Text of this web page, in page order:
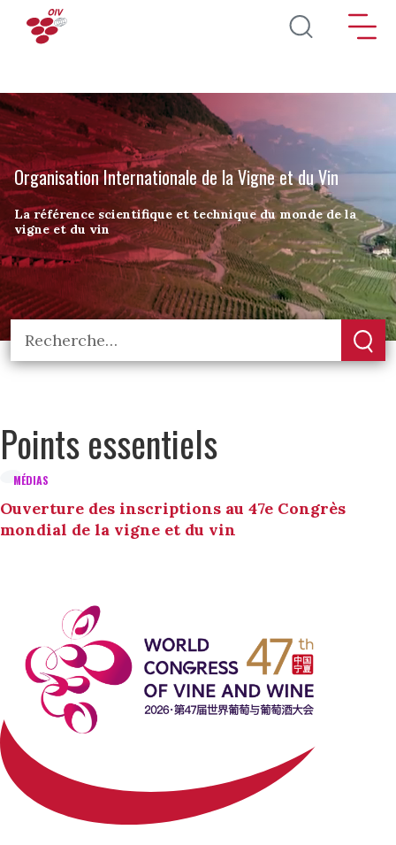
Aller au contenu principal
Organisation Internationale de la Vigne et du Vin
La référence scientifique et technique du monde de la
vigne et du vin
Points essentiels
MÉDIAS
Ouverture des inscriptions au 47e Congrès
mondial de la vigne et du vin